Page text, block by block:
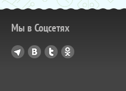
Мы в Соцсетях